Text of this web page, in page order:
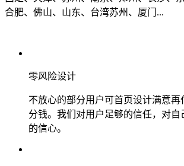
合肥、佛山、山东、台湾苏州、厦门...
零风险设计
不放心的部分用户可首页设计满意再
分钱。我们对用户足够的信任，对自
的信心。